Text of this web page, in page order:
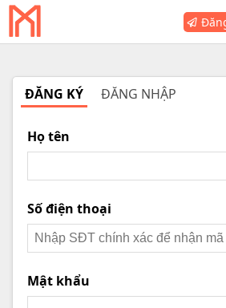
ĐĂNG KÝ ĐĂNG NHẬP
Họ tên
Số điện thoại
Mật khẩu